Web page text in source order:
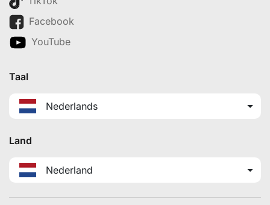
Facebook
YouTube
Taal
Nederlands
Land
Nederland